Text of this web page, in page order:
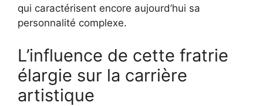
qui caractérisent encore aujourd’hui sa
personnalité complexe.
L’influence de cette fratrie
élargie sur la carrière
artistique